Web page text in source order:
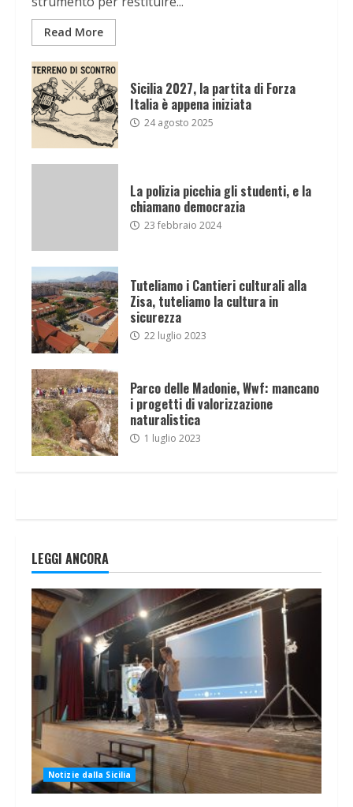
Read More
Sicilia 2027, la partita di Forza
Italia è appena iniziata
24 agosto 2025
La polizia picchia gli studenti, e la
chiamano democrazia
23 febbraio 2024
Tuteliamo i Cantieri culturali alla
Zisa, tuteliamo la cultura in
sicurezza
22 luglio 2023
Parco delle Madonie, Wwf: mancano
i progetti di valorizzazione
naturalistica
1 luglio 2023
LEGGI ANCORA
Notizie dalla Sicilia